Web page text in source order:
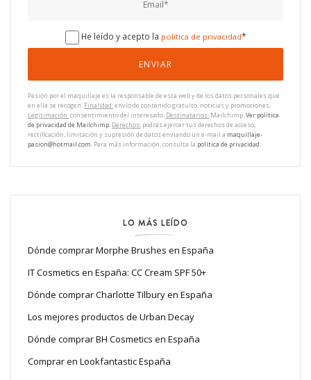
He leído y acepto la política de privacidad*
Pasión por el maquillaje es la responsable de esta web y de los datos personales que
en ella se recogen. Finalidad:envío de contenido gratuito, noticias y promociones.
Legitimación:consentimiento del interesado. Destinatarios: Mailchimp.Ver política
de privacidad de Mailchimp. Derechos: podrás ejercer tus derechos de acceso,
rectificación, limitación y supresión de datos enviando un e-mail a maquillaje-
pasion@hotmail.com. Para más información, consulta la política de privacidad.
LO MÁS LEÍDO
Dónde comprar Morphe Brushes en España
IT Cosmetics en España: CC Cream SPF 50+
Dónde comprar Charlotte Tilbury en España
Los mejores productos de Urban Decay
Dónde comprar BH Cosmetics en España
Comprar en Lookfantastic España